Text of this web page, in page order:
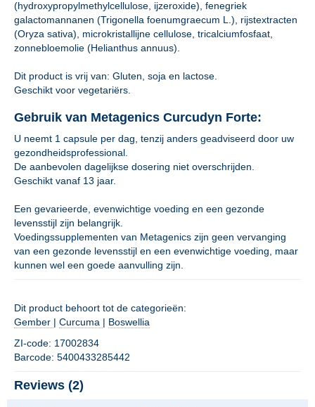
(hydroxypropylmethylcellulose, ijzeroxide), fenegriek
galactomannanen (Trigonella foenumgraecum L.), rijstextracten
(Oryza sativa), microkristallijne cellulose, tricalciumfosfaat,
zonnebloemolie (Helianthus annuus).
Dit product is vrij van: Gluten, soja en lactose.
Geschikt voor vegetariërs.
Gebruik van Metagenics Curcudyn Forte:
U neemt 1 capsule per dag, tenzij anders geadviseerd door uw
gezondheidsprofessional.
De aanbevolen dagelijkse dosering niet overschrijden.
Geschikt vanaf 13 jaar.
Een gevarieerde, evenwichtige voeding en een gezonde
levensstijl zijn belangrijk.
Voedingssupplementen van Metagenics zijn geen vervanging
van een gezonde levensstijl en een evenwichtige voeding, maar
kunnen wel een goede aanvulling zijn.
Dit product behoort tot de categorieën:
Gember | Curcuma | Boswellia
ZI-code: 17002834
Barcode: 5400433285442
Reviews (2)